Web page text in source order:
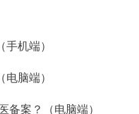
机端）
脑端）
备案？（电脑端）